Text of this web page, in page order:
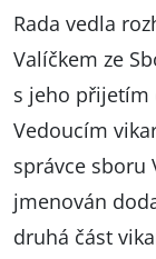
Rada vedla
Valíčkem ze
s jeho přijetím
Vedoucím
správce sboru
jmenován
druhá část